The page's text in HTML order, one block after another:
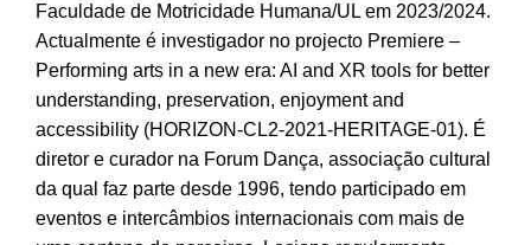
Faculdade de Motricidade Humana/UL em 2023/2024.
Actualmente é investigador no projecto Premiere –
Performing arts in a new era: AI and XR tools for better
understanding, preservation, enjoyment and
accessibility (HORIZON-CL2-2021-HERITAGE-01). É
diretor e curador na Forum Dança, associação cultural
da qual faz parte desde 1996, tendo participado em
eventos e intercâmbios internacionais com mais de